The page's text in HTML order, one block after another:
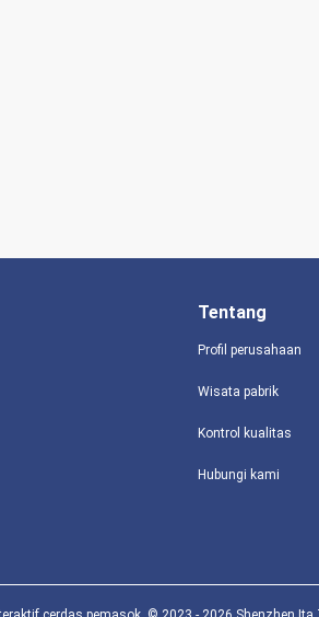
Tentang
Profil perusahaan
Wisata pabrik
Kontrol kualitas
Hubungi kami